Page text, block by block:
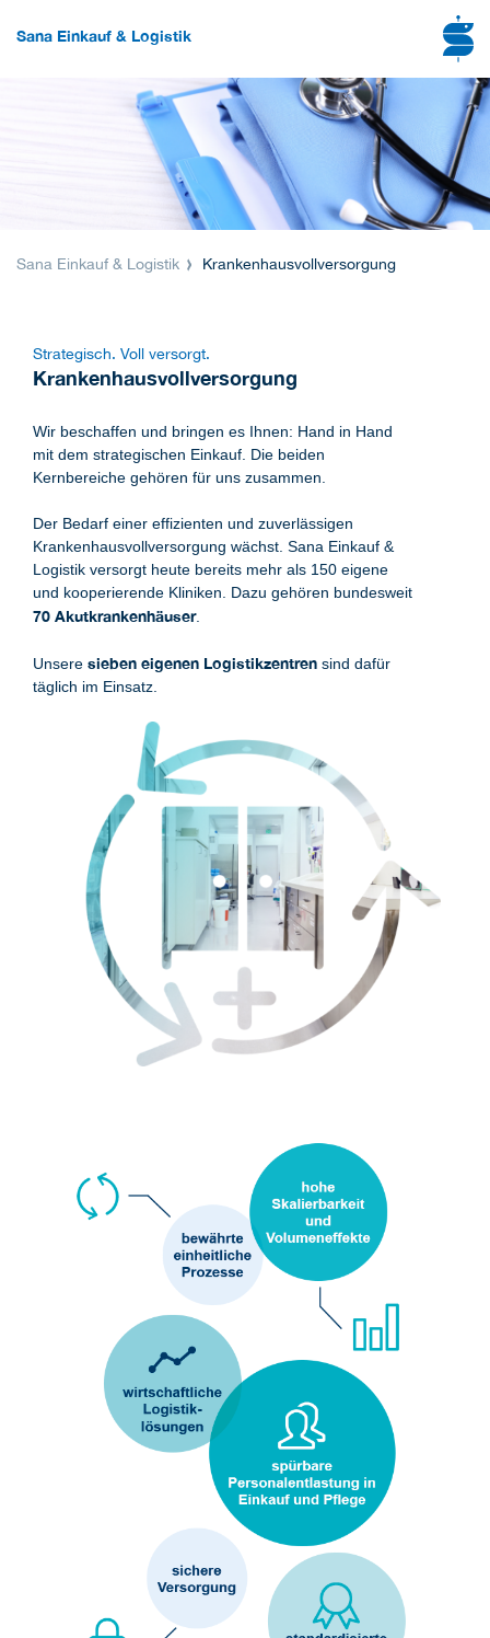
Sana Einkauf & Logistik
Sana Einkauf & Logistik Krankenhausvollversorgung
Strategisch. Voll versorgt.
Krankenhausvollversorgung
Wir beschaffen und bringen es Ihnen: Hand in Hand
mit dem strategischen Einkauf. Die beiden
Kernbereiche gehören für uns zusammen.
Der Bedarf einer effizienten und zuverlässigen
Krankenhausvollversorgung wächst. Sana Einkauf &
Logistik versorgt heute bereits mehr als 150 eigene
und kooperierende Kliniken. Dazu gehören bundesweit
70 Akutkrankenhäuser.
Unsere sieben eigenen Logistikzentren sind dafür
täglich im Einsatz.